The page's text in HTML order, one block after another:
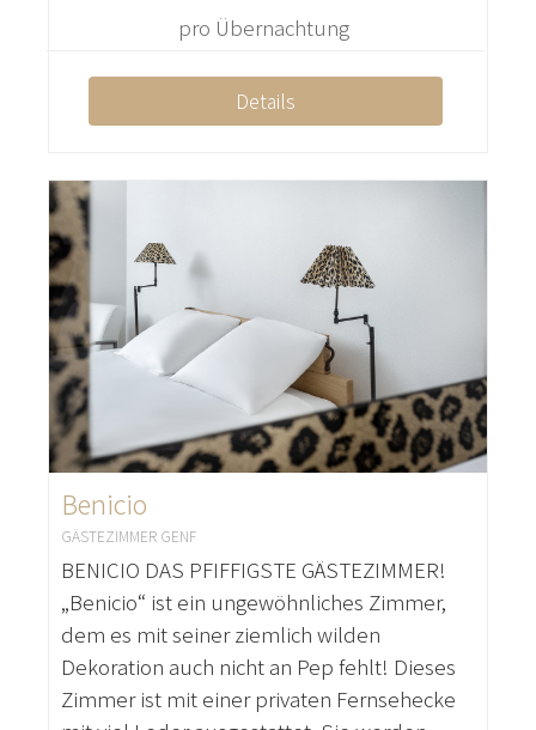
pro Übernachtung
Details
Benicio
GÄSTEZIMMER GENF
BENICIO DAS PFIFFIGSTE GÄSTEZIMMER!
„Benicio“ ist ein ungewöhnliches Zimmer,
dem es mit seiner ziemlich wilden
Dekoration auch nicht an Pep fehlt! Dieses
Zimmer ist mit einer privaten Fernsehecke